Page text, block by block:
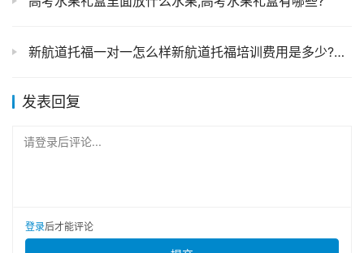
新航道托福一对一怎么样新航道托福培训费用是多少?贵不贵
发表回复
请登录后评论...
登录后才能评论